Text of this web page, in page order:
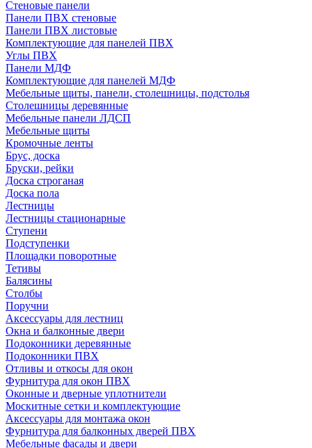
Стеновые панели
Панели ПВХ стеновые
Панели ПВХ листовые
Комплектующие для панелей ПВХ
Углы ПВХ
Панели МДФ
Комплектующие для панелей МДФ
Мебельные щиты, панели, столешницы, подстолья
Столешницы деревянные
Мебельные панели ЛДСП
Мебельные щиты
Кромочные ленты
Брус, доска
Бруски, рейки
Доска строганая
Доска пола
Лестницы
Лестницы стационарные
Ступени
Подступенки
Площадки поворотные
Тетивы
Балясины
Столбы
Поручни
Аксессуары для лестниц
Окна и балконные двери
Подоконники деревянные
Подоконники ПВХ
Отливы и откосы для окон
Фурнитура для окон ПВХ
Оконные и дверные уплотнители
Москитные сетки и комплектующие
Аксессуары для монтажа окон
Фурнитура для балконных дверей ПВХ
Мебельные фасады и двери